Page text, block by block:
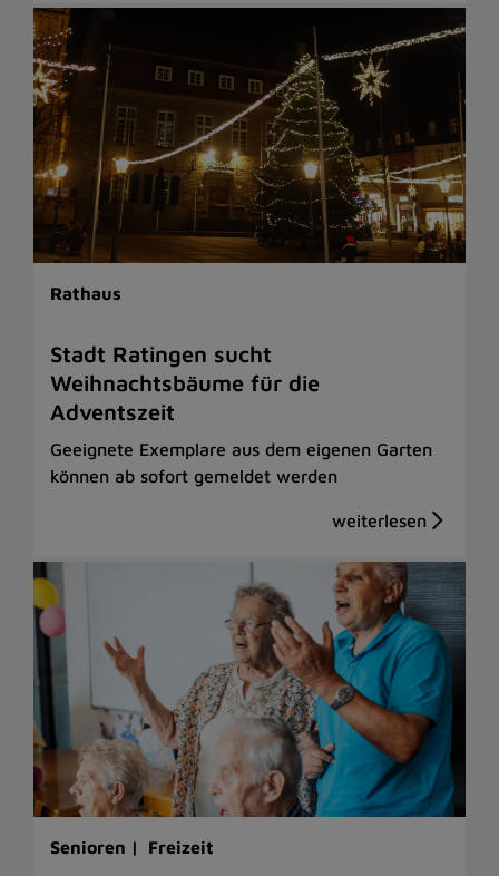
Rathaus
Stadt Ratingen sucht
Weihnachtsbäume für die
Adventszeit
Geeignete Exemplare aus dem eigenen Garten
können ab sofort gemeldet werden
Senioren | Freizeit